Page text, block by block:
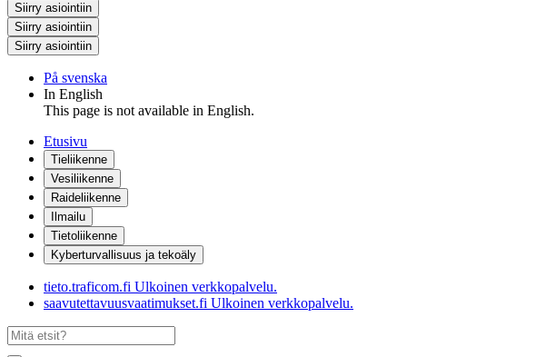
Siirry asiointiin
Siirry asiointiin
Siirry asiointiin
På svenska
In English
This page is not available in English.
Etusivu
Tieliikenne
Vesiliikenne
Raideliikenne
Ilmailu
Tietoliikenne
Kyberturvallisuus ja tekoäly
tieto.traficom.fi Ulkoinen verkkopalvelu.
saavutettavuusvaatimukset.fi Ulkoinen verkkopalvelu.